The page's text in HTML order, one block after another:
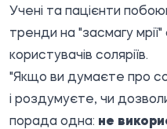
Учені та пацієнти
тренди на "засмагу
користувачів соляріїв.
"Якщо ви думаєте про
і роздумуєте, чи
порада одна: не